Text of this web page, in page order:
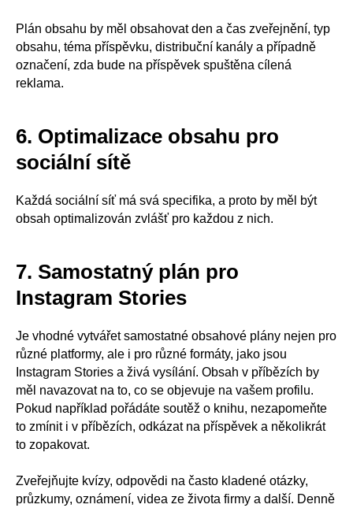
Plán obsahu by měl obsahovat den a čas zveřejnění, typ
obsahu, téma příspěvku, distribuční kanály a případně
označení, zda bude na příspěvek spuštěna cílená
reklama.
6. Optimalizace obsahu pro
sociální sítě
Každá sociální síť má svá specifika, a proto by měl být
obsah optimalizován zvlášť pro každou z nich.
7. Samostatný plán pro
Instagram Stories
Je vhodné vytvářet samostatné obsahové plány nejen pro
různé platformy, ale i pro různé formáty, jako jsou
Instagram Stories a živá vysílání. Obsah v příbězích by
měl navazovat na to, co se objevuje na vašem profilu.
Pokud například pořádáte soutěž o knihu, nezapomeňte
to zmínit i v příbězích, odkázat na příspěvek a několikrát
to zopakovat.
Zveřejňujte kvízy, odpovědi na často kladené otázky,
průzkumy, oznámení, videa ze života firmy a další. Denně